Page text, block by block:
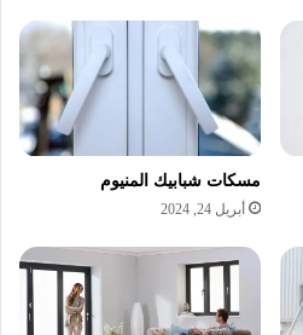
مسكات شبابيك المنيوم
أبريل 24, 2024